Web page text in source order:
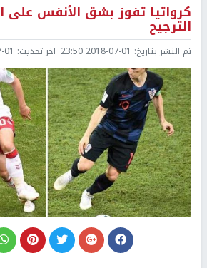
كرواتيا تفوز بشق الأنفس على
الترجيح
تم النشر بتاريخ: 2018-07-01 23:50 اخر تحديث: